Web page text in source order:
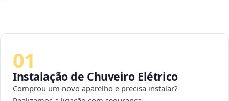
01
Instalação de Chuveiro Elétrico
Comprou um novo aparelho e precisa instalar?